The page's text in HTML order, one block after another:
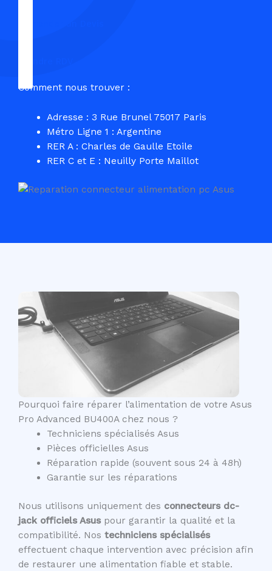
Comment nous trouver :
Adresse : 3 Rue Brunel 75017 Paris
Métro Ligne 1 : Argentine
RER A : Charles de Gaulle Etoile
RER C et E : Neuilly Porte Maillot
Pourquoi faire réparer l’alimentation de votre Asus
Pro Advanced BU400A chez nous ?
Techniciens spécialisés Asus
Pièces officielles Asus
Réparation rapide (souvent sous 24 à 48h)
Garantie sur les réparations
Nous utilisons uniquement des connecteurs dc-
jack officiels Asuspour garantir la qualité et la
compatibilité. Nos techniciens spécialisés
effectuent chaque intervention avec précision afin
de restaurer une alimentation fiable et stable.